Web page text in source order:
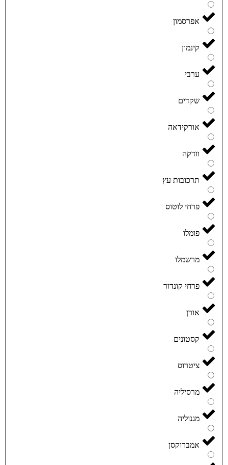
אפרסמון
קינמון
ערבי
שקדים
אורקידאה
וודקה
תרכובות עץ
פרחי לוטוס
פומלו
מרשמלו
פרחי קונדור
אורן
קסטונים
ציטרוס
מרסיליה
מגנוליה
אמברוקסן